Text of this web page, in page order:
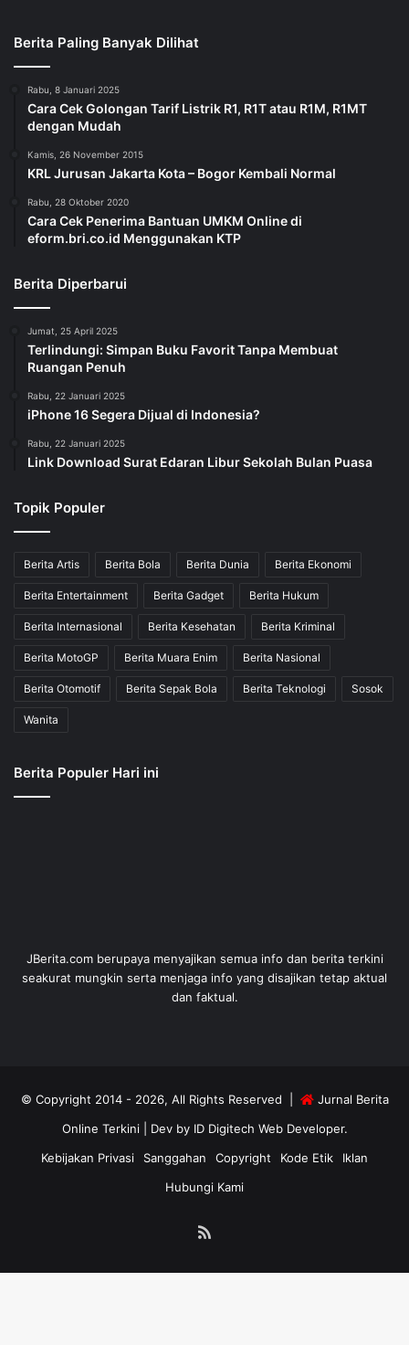
Berita Paling Banyak Dilihat
Rabu, 8 Januari 2025
Cara Cek Golongan Tarif Listrik R1, R1T atau R1M, R1MT
dengan Mudah
Kamis, 26 November 2015
KRL Jurusan Jakarta Kota – Bogor Kembali Normal
Rabu, 28 Oktober 2020
Cara Cek Penerima Bantuan UMKM Online di
eform.bri.co.id Menggunakan KTP
Berita Diperbarui
Jumat, 25 April 2025
Terlindungi: Simpan Buku Favorit Tanpa Membuat
Ruangan Penuh
Rabu, 22 Januari 2025
iPhone 16 Segera Dijual di Indonesia?
Rabu, 22 Januari 2025
Link Download Surat Edaran Libur Sekolah Bulan Puasa
Topik Populer
Berita Artis Berita Bola Berita Dunia Berita Ekonomi
Berita Entertainment Berita Gadget Berita Hukum
Berita Internasional Berita Kesehatan Berita Kriminal
Berita MotoGP Berita Muara Enim Berita Nasional
Berita Otomotif Berita Sepak Bola Berita Teknologi Sosok
Wanita
Berita Populer Hari ini
JBerita.com berupaya menyajikan semua info dan berita terkini
seakurat mungkin serta menjaga info yang disajikan tetap aktual
dan faktual.
© Copyright 2014 - 2026, All Rights Reserved |
Jurnal Berita
Online Terkini| Dev by ID Digitech Web Developer.
Kebijakan Privasi
Sanggahan Copyright Kode Etik
Iklan
Hubungi Kami
RSS